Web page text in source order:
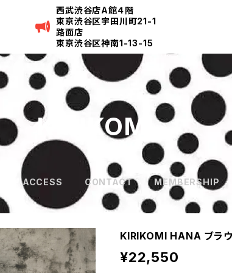
西武渋谷店A館４階
東京渋谷区宇田川町21-1
路面店
東京渋谷区神南1-13-15
KIRIKOMI
ACCESS CONTACT MEMBERSHIP
KIRIKOMI HANA ブラ
¥22,550